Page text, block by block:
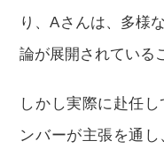
り、Aさんは、多様
論が展開されている
しかし実際に赴任
ンバーが主張を通